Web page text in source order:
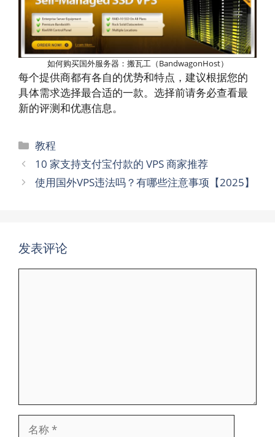
如何购买国外服务器：搬瓦工（BandwagonHost）
每个提供商都有各自的优势和特点，建议根据您的
具体需求选择最合适的一款。选择前请务必查看最
新的评测和优惠信息。
分
类
教程
10 家支持支付宝付款的 VPS 商家推荐
使用国外VPS违法吗？有哪些注意事项【2025】
发表评论